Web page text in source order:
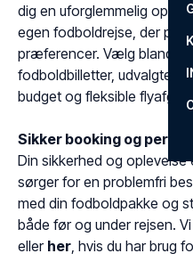
dig en uforglemmelig
egen fodboldrejse, der
præferencer. Vælg blandt et
fodboldbilletter, udvalgte
budget og fleksible
Sikker booking og
Din sikkerhed og
sørger for en problemfri
med din fodboldpakke og
både før og under rejsen.
eller her, hvis du har brug